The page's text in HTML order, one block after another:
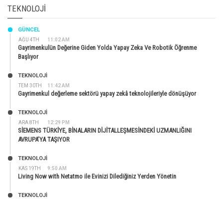
TEKNOLOJI
AĞU 4TH 11:02 AM
GÜNCEL
Gayrimenkulün Değerine Giden Yolda Yapay Zeka Ve Robotik Öğrenme
Başlıyor
TEM 30TH 11:42 AM
TEKNOLOJİ
Gayrimenkul değerleme sektörü yapay zekâ teknolojileriyle dönüşüyor
ARA 8TH 12:29 PM
TEKNOLOJİ
SİEMENS TÜRKİYE, BİNALARIN DİJİTALLEŞMESİNDEKİ UZMANLIĞINI
AVRUPA’YA TAŞIYOR
KAS 19TH 9:50 AM
TEKNOLOJİ
Living Now with Netatmo ile Evinizi Dilediğiniz Yerden Yönetin
TEKNOLOJİ